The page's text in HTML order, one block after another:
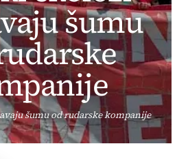
šumu
šumu od rudarske kompanije